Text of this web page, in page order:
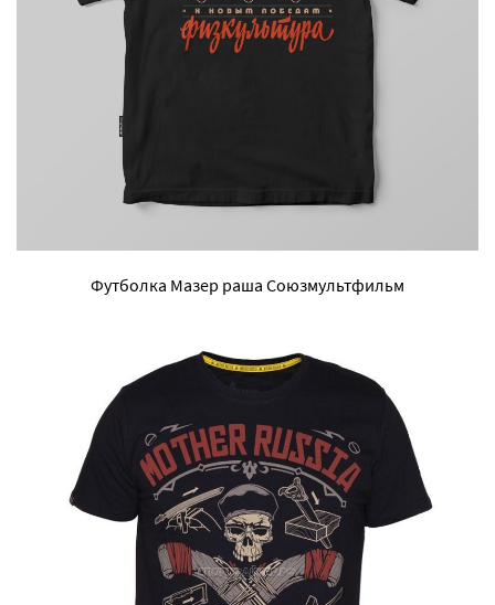
Футболка Мазер раша Союзмультфильм